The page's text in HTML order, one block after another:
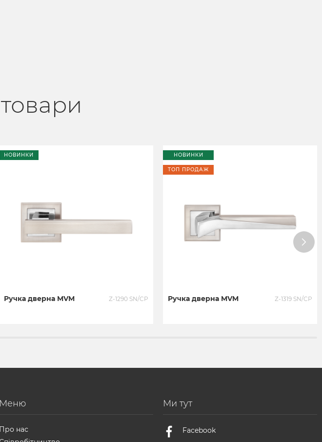
НОВИНКИ
Ручка дверна MVM Z-1290 SN/CP
НОВИНКИ
ТОП ПРОДАЖ
Ручка дверна MVM Z-1319 SN/CP
Меню
Про нас
Ми тут
Facebook